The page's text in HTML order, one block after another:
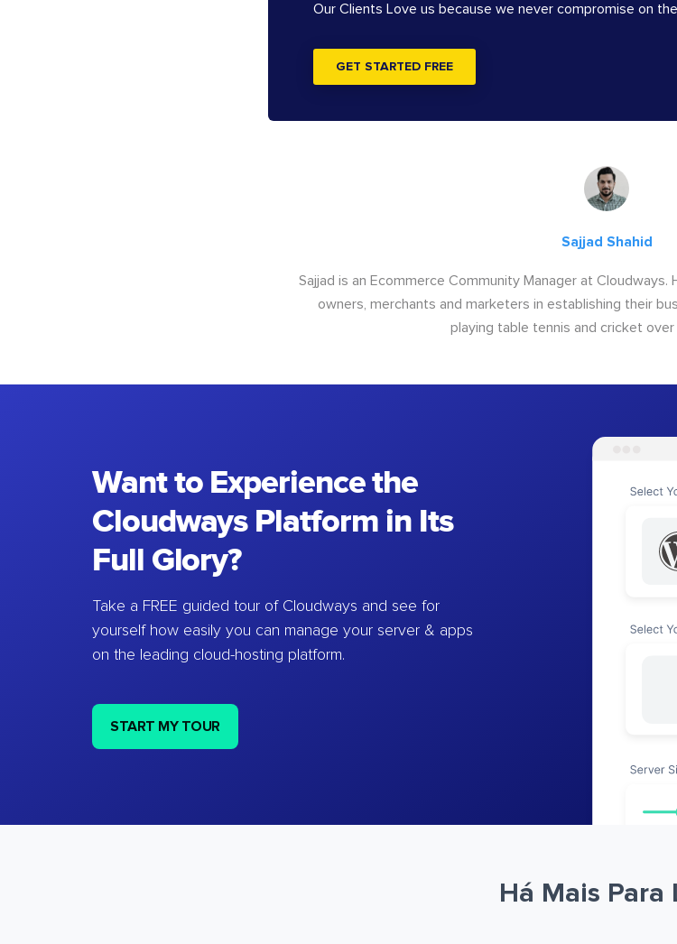
Our Clients Love us because we never compromise on
GET STARTED FREE
Sajjad Shahid
Sajjad is an Ecommerce Community Manager at
owners, merchants and marketers in establishing their
playing table tennis and cricket
Want to Experience the
Cloudways Platform in Its
Full Glory?
Take a FREE guided tour of Cloudways and see for
yourself how easily you can manage your server & apps
on the leading cloud-hosting platform.
START MY TOUR
Há Mais Para